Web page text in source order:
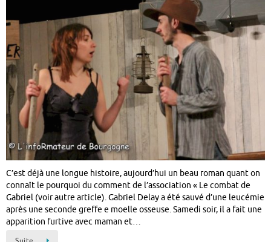
C’est déjà une longue histoire, aujourd’hui un beau roman quant on
connaît le pourquoi du comment de l’association « Le combat de
Gabriel (voir autre article). Gabriel Delay a été sauvé d’une leucémie
après une seconde greffe e moelle osseuse. Samedi soir, il a fait une
apparition furtive avec maman et…